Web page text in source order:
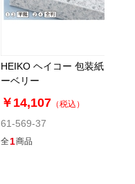
HEIKO ヘイコー 包装紙 ブル
ーベリー
￥14,107 （税込）
61-569-37
全1商品